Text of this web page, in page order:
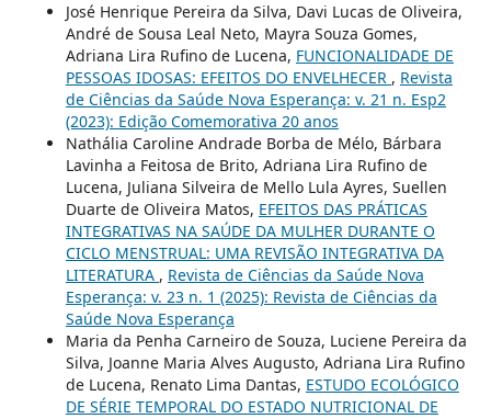
José Henrique Pereira da Silva, Davi Lucas de Oliveira,
André de Sousa Leal Neto, Mayra Souza Gomes,
Adriana Lira Rufino de Lucena, FUNCIONALIDADE DE
PESSOAS IDOSAS: EFEITOS DO ENVELHECER , Revista
de Ciências da Saúde Nova Esperança: v. 21 n. Esp2
(2023): Edição Comemorativa 20 anos
Nathália Caroline Andrade Borba de Mélo, Bárbara
Lavinha a Feitosa de Brito, Adriana Lira Rufino de
Lucena, Juliana Silveira de Mello Lula Ayres, Suellen
Duarte de Oliveira Matos, EFEITOS DAS PRÁTICAS
INTEGRATIVAS NA SAÚDE DA MULHER DURANTE O
CICLO MENSTRUAL: UMA REVISÃO INTEGRATIVA DA
LITERATURA , Revista de Ciências da Saúde Nova
Esperança: v. 23 n. 1 (2025): Revista de Ciências da
Saúde Nova Esperança
Maria da Penha Carneiro de Souza, Luciene Pereira da
Silva, Joanne Maria Alves Augusto, Adriana Lira Rufino
de Lucena, Renato Lima Dantas, ESTUDO ECOLÓGICO
DE SÉRIE TEMPORAL DO ESTADO NUTRICIONAL DE